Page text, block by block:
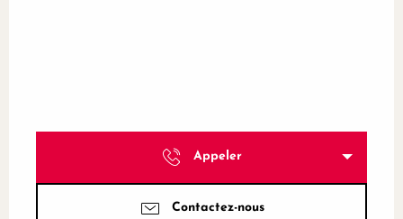
Appeler
Contactez-nous